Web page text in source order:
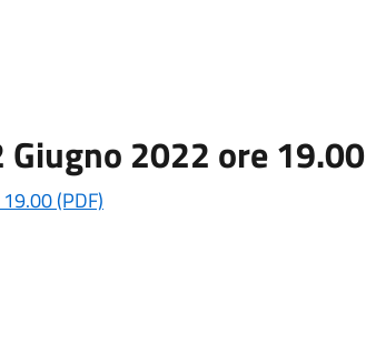
Giugno 2022 ore 19.00
(PDF)